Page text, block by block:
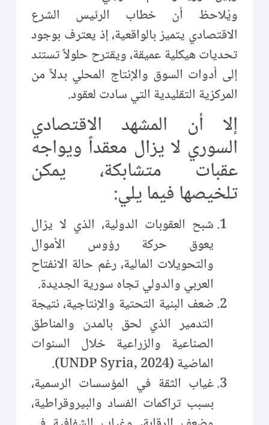
ويُلاحظ أن خطاب الرئيس الشرع
الاقتصادي يتميز بالواقعية، إذ يعترف بوجود
تحديات هيكلية عميقة، ويقترح حلولاً تستند
إلى أدوات السوق والإنتاج المحلي بدلاً من
المركزية التقليدية التي سادت لعقود.
إلا أن المشهد الاقتصادي
السوري لا يزال معقداً ويواجه
عقبات متشابكة، يمكن
تلخيصها فيما يلي:
شبح العقوبات الدولية، الذي لا يزال
يعوق حركة رؤوس الأموال
والتحويلات المالية، رغم حالة الانفتاح
العربي والدولي تجاه سورية الجديدة.
ضعف البنية التحتية والإنتاجية، نتيجة
التدمير الذي لحق بالمدن والمناطق
الصناعية والزراعية خلال السنوات
الماضية (UNDP Syria, 2024).
غياب الثقة في المؤسسات الرسمية،
بسبب تراكمات الفساد والبيروقراطية،